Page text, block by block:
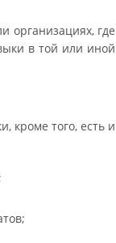
организациях, где
в той или иной
кроме того, есть и